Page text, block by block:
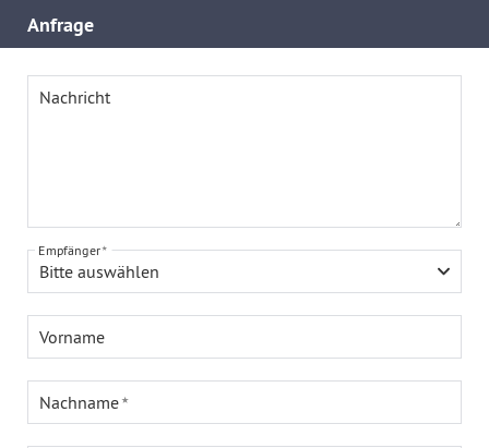
Anfrage
Nachricht
Bitte auswählen
Empfänger
Vorname
Nachname